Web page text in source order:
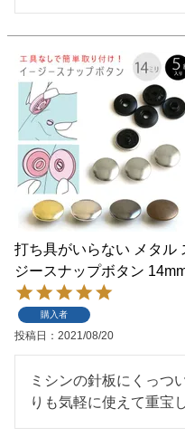
打ち具がいらない メタル
ジースナップボタン
購入者
投稿日 2021/08/20
ミシンの針板にくっつ
りも気軽に使えて重宝